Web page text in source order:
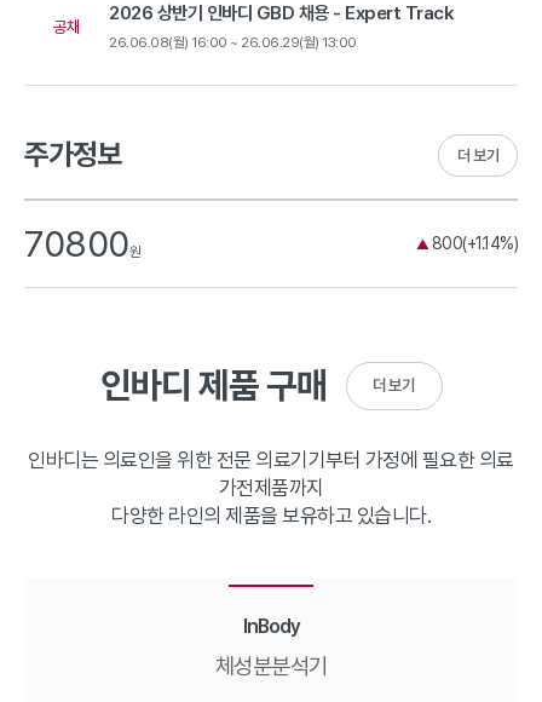
공채
2026 상반기 인바디 GBD 채용 - Expert Track
26.06.08(월) 16:00 ~ 26.06.29(월) 13:00
주가정보
70800원 ▲800(+1.14%)
더 보기
인바디 제품 구매 더 보기
인바디는 의료인을 위한 전문 의료기기부터 가정에 필요한 의료
가전제품까지
다양한 라인의 제품을 보유하고 있습니다.
InBody
체성분분석기